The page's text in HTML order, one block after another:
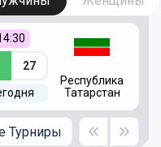
27
Республика
Татарстан
Турниры